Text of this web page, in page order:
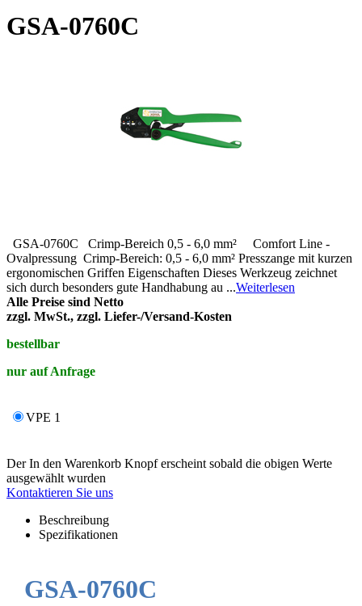
GSA-0760C
GSA-0760C Crimp-Bereich 0,5 - 6,0 mm² Comfort Line -
Ovalpressung Crimp-Bereich: 0,5 - 6,0 mm² Presszange mit kurzen
ergonomischen Griffen Eigenschaften Dieses Werkzeug zeichnet
sich durch besonders gute Handhabung au ...Weiterlesen
Alle Preise sind Netto
zzgl. MwSt., zzgl. Liefer-/Versand-Kosten
bestellbar
nur auf Anfrage
VPE 1
Der In den Warenkorb Knopf erscheint sobald die obigen Werte
ausgewählt wurden
Kontaktieren Sie uns
Beschreibung
Spezifikationen
GSA-0760C